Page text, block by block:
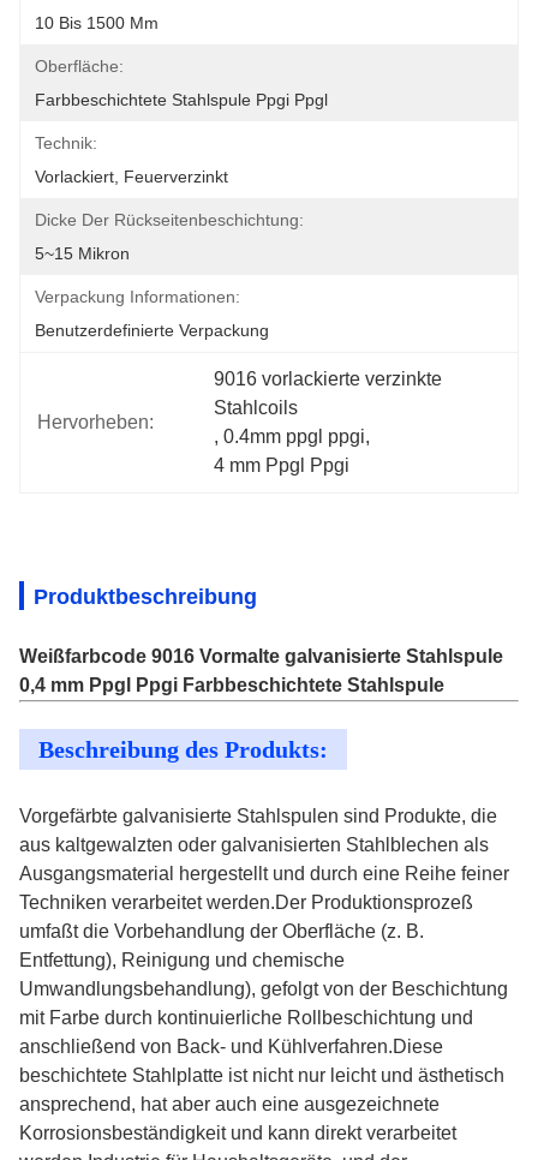
10 Bis 1500 Mm
Oberfläche:
Farbbeschichtete Stahlspule Ppgi Ppgl
Technik:
Vorlackiert, Feuerverzinkt
Dicke Der Rückseitenbeschichtung:
5~15 Mikron
Verpackung Informationen:
Benutzerdefinierte Verpackung
Hervorheben:
9016 vorlackierte verzinkte
Stahlcoils
, 0.4mm ppgl ppgi,
4 mm Ppgl Ppgi
Produktbeschreibung
Weißfarbcode 9016 Vormalte galvanisierte Stahlspule
0,4 mm Ppgl Ppgi Farbbeschichtete Stahlspule
Beschreibung des Produkts:
Vorgefärbte galvanisierte Stahlspulen sind Produkte, die
aus kaltgewalzten oder galvanisierten Stahlblechen als
Ausgangsmaterial hergestellt und durch eine Reihe feiner
Techniken verarbeitet werden.Der Produktionsprozeß
umfaßt die Vorbehandlung der Oberfläche (z. B.
Entfettung), Reinigung und chemische
Umwandlungsbehandlung), gefolgt von der Beschichtung
mit Farbe durch kontinuierliche Rollbeschichtung und
anschließend von Back- und Kühlverfahren.Diese
beschichtete Stahlplatte ist nicht nur leicht und ästhetisch
ansprechend, hat aber auch eine ausgezeichnete
Korrosionsbeständigkeit und kann direkt verarbeitet